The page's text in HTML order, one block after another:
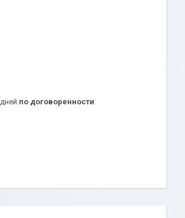
по договоренности